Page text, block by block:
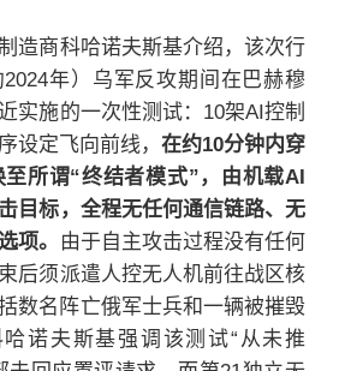
造商科哈诺夫斯基介绍，该次行
年）乌军反攻期间在巴赫穆
实施的一次性测试：10架AI控制
设定飞向前线， 在约10分钟内穿
所谓“终结者模式”，由机载AI
目标，全程无任何通信链路、无
项。
由于自主攻击过程没有任何
后须派遣人控无人机前往战区核
名阵亡俄军士兵和一辆被摧毁
诺夫斯基强调该测试“从未推